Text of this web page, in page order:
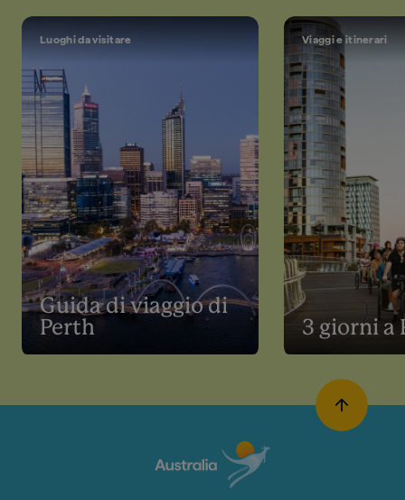
Luoghi da visitare
Guida di viaggio di
Perth
Viaggi e itinerari
3 giorni a